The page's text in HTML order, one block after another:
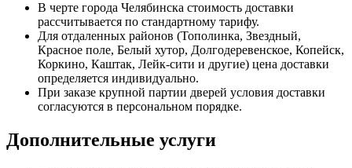
В черте города Челябинска стоимость доставки
рассчитывается по стандартному тарифу.
Для отдаленных районов (Тополинка, Звездный,
Красное поле, Белый хутор, Долгодеревенское, Копейск,
Коркино, Каштак, Лейк-сити и другие) цена доставки
определяется индивидуально.
При заказе крупной партии дверей условия доставки
согласуются в персональном порядке.
Дополнительные услуги